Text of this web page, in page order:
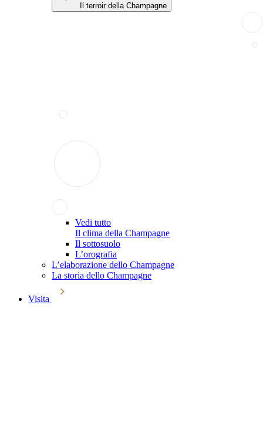
Il terroir della Champagne
Vedi tutto
Il clima della Champagne
Il sottosuolo
L’orografia
L’elaborazione dello Champagne
La storia dello Champagne
Visita